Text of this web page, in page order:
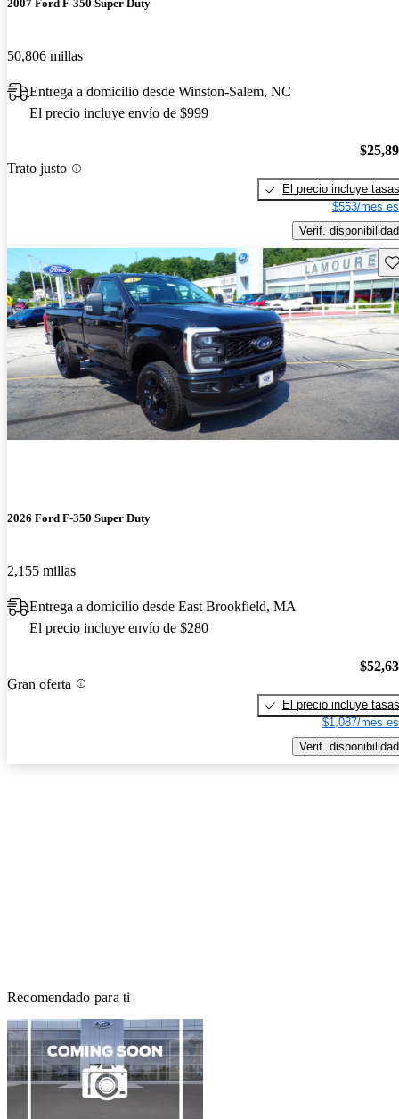
2007 Ford F-350 Super Duty
50,806 millas
Entrega a domicilio desde Winston-Salem, NC
El precio incluye envío de $999
Trato justo
El precio incluye tasas
$553/mes
Verif. disponibilidad
2026 Ford F-350 Super Duty
2,155 millas
Entrega a domicilio desde East Brookfield, MA
El precio incluye envío de $280
Gran oferta
El precio incluye tasas
$1,087/mes
Verif. disponibilidad
Recomendado para ti